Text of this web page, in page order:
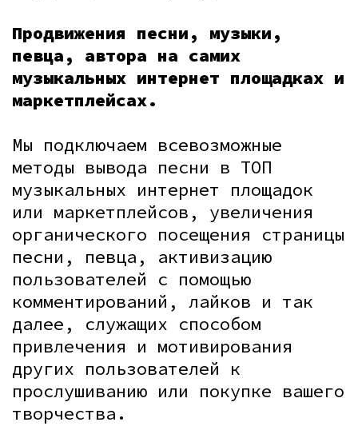
Продвижения песни, музыки,
певца, автора на самих
музыкальных интернет площадках и
маркетплейсах.
Мы подключаем всевозможные
методы вывода песни в ТОП
музыкальных интернет площадок
или маркетплейсов, увеличения
органического посещения страницы
песни, певца, активизацию
пользователей с помощью
комментирований, лайков и так
далее, служащих способом
привлечения и мотивирования
других пользователей к
прослушиванию или покупке вашего
творчества.